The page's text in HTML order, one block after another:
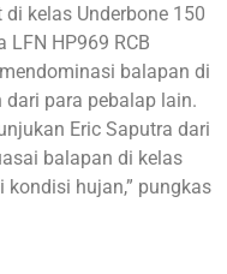
kelas Underbone 150
HP969 RCB
balapan di
para pebalap lain.
Eric Saputra dari
balapan di kelas
hujan,” pungkas